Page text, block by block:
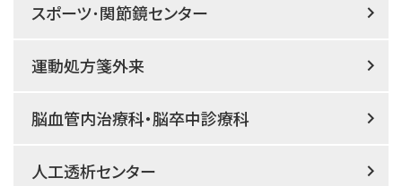
スポーツ･関節鏡センター
運動処方箋外来
脳血管内治療科・脳卒中診療科
人工透析センター